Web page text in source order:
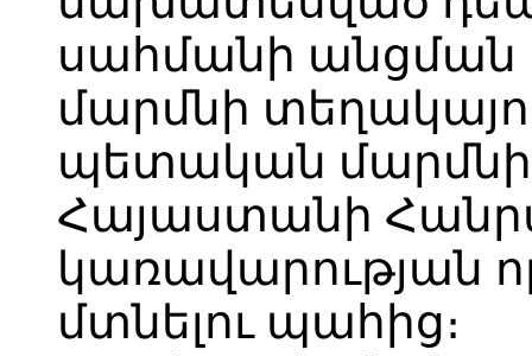
սահմանի
մարմնի
պետական
Հայաստանի
կառավարության
մտնելու պահից։